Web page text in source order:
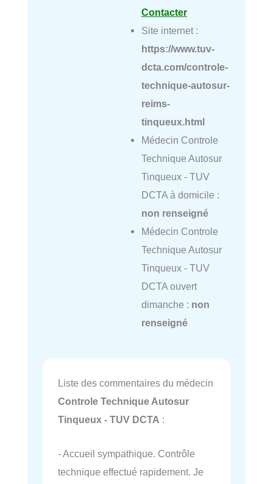
Contacter
Site internet :
https://www.tuv-
dcta.com/controle-
technique-autosur-
reims-
tinqueux.html
Médecin Controle
Technique Autosur
Tinqueux - TUV
DCTA à domicile :
non renseigné
Médecin Controle
Technique Autosur
Tinqueux - TUV
DCTA ouvert
dimanche : non
renseigné
Liste des commentaires du médecin
Controle Technique Autosur
Tinqueux - TUV DCTA :
- Accueil sympathique. Contrôle
technique effectué rapidement. Je